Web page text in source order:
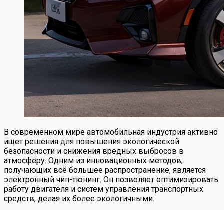
В современном мире автомобильная индустрия активно
ищет решения для повышения экологической
безопасности и снижения вредных выбросов в
атмосферу. Одним из инновационных методов,
получающих всё большее распространение, является
электронный чип-тюнинг. Он позволяет оптимизировать
работу двигателя и систем управления транспортных
средств, делая их более экологичными.